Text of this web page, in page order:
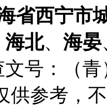
省西宁市
海北、 海晏
号：（
供参考，